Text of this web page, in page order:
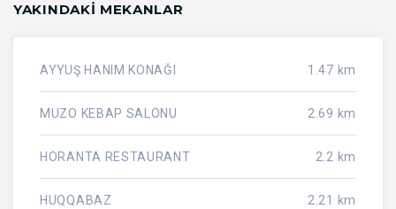
YAKINDAKI MEKANLAR
AYYUŞ HANIM KONAĞI 1.47 km
MUZO KEBAP SALONU 2.69 km
HORANTA RESTAURANT 2.2 km
HUQQABAZ 2.21 km